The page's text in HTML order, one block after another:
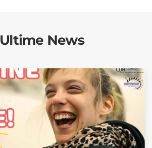
Ultime News